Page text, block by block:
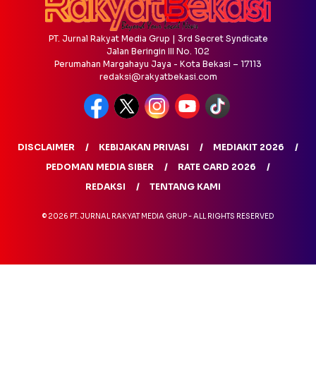
PT. Jurnal Rakyat Media Grup | 3rd Secret Syndicate
Jalan Beringin III No. 102
Perumahan Margahayu Jaya - Kota Bekasi – 17113
redaksi@rakyatbekasi.com
DISCLAIMER KEBIJAKAN PRIVASI
MEDIAKIT 2026
PEDOMAN MEDIA SIBER
RATE CARD 2026
REDAKSI
TENTANG KAMI
© 2026 PT. JURNAL RAKYAT MEDIA GRUP - ALL RIGHTS RESERVED